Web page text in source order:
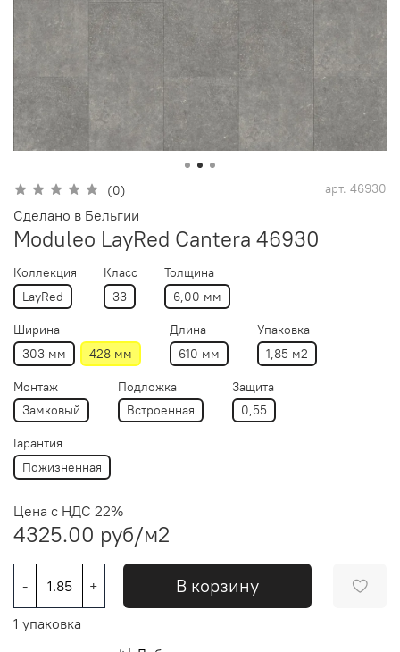
(0) арт. 46930
Сделано в Бельгии
Moduleo LayRed Cantera 46930
Коллекция
LayRed
Класс
33
Толщина
6,00 мм
Ширина
303 мм
428 мм
Длина
610 мм
Упаковка
1,85 м2
Монтаж
Замковый
Подложка
Встроенная
Защита
0,55
Гарантия
Пожизненная
Цена с НДС 22%
4325.00 руб/м2
- + В корзину
1 упаковка